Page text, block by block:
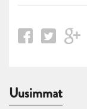
Uusimmat